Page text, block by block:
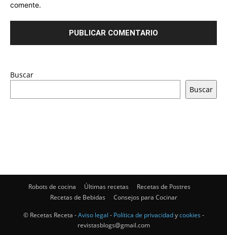
comente.
Buscar
Buscar
Robots de cocina Últimas recetas
Recetas de Postres
Recetas de Bebidas
Consejos para Cocinar
© Recetas Receta -Aviso legal - Política de privacidadycookies -
revistasblogs@gmail.com